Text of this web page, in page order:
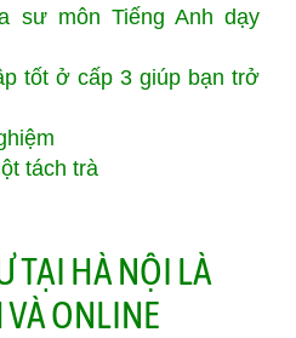
sư môn Tiếng Anh dạy
tốt ở cấp 3 giúp bạn trở
tách trà
TẠI HÀ NỘI LÀ
ONLINE